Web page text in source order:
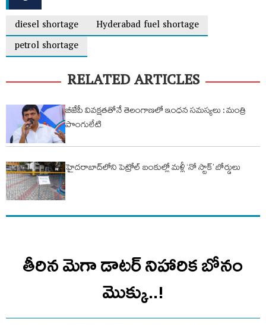
diesel shortage
Hyderabad fuel shortage
petrol shortage
RELATED ARTICLES
బీజేపీ వివక్షతతోనే తెలంగాణలో ఇంధన సమస్యలు : మంత్రి
పొంగులేటి
హైదరాబాద్‌లోని పెట్రోల్ బంకుల్లో మళ్లీ ‘నో స్టాక్’ బోర్డులు
తీరిన మెగా డాటర్ నిహారిక బోనం
మొక్కు..!